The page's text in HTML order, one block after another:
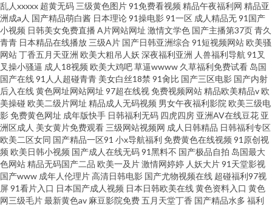
乱人xxxxx 超黄无码 三级黄色图片91免费看视频 精品午夜福利网 精品亚
洲成a人 国产精品萌白酱 日本理论91操电影91一区 成人精品无91国产
小视频 日韩美女免费直播 A片网站网址 激情文学色 国产主播第37页青久
青青 日本精品在线播放 三级A片 国产日韩亚洲综合 91短视频网站欧美骚
网站丁香五月天亚洲 欧美大粗吊人妖 深夜福利亚洲 人兽福利导航 91叉
叉操小骚逼 成人18视频 欧美大鸡吧草逼wwww 久草福利免费试看 岛国
国产在线91人人超碰青青 美女白丝18禁 91肏比 国产三区电影 国产内射
后入在线黄色网址网站网址 97超在线视免费视频网站精品欧美精品v欧
美操碰 欧美二级片网址 精品成人无码视频 男女午夜福利影院 欧美三级电
影免费黄色网址 成年版快手 日韩福利无码 四虎四房 亚洲AV在线豆花 亚
洲区成人 美女黄片免费观看 三级网站视频网 成人日韩精品 日韩福利专区
欧美二区女同 国产精品一区91 小x导航福利 免费黄色在线视频 91原创视
频 欧美日韩小视频 国产成人在线无码91黑料不 国产极品自拍 岛国最大
色网站精品无码国产二品 欧美一及片激情网婷婷 人妖大片91天堂影视
国产www 成年人伦理片高清日韩电影 国产尤物视频在线 超碰福利97视
屏91看片入口 日本国产成人视频 日本日韩欧美在线黄色资料入口 黄色
网三级毛片最新黄色av 麻豆影院免费 五月天堂丁香 国产精品水多 福利